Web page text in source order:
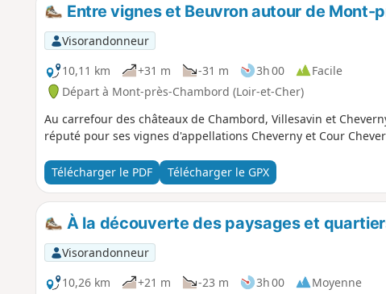
Entre vignes et Beuvron autour de Mont-
Visorandonneur
10,11 km
+31 m -31 m 3h 00
Facile
Départ à Mont-près-Chambord (Loir-et-Cher)
Au carrefour des châteaux de Chambord, Villesavin et
réputé pour ses vignes d'appellations Cheverny et Cour
Télécharger le PDF Télécharger le GPX
À la découverte des paysages et
Visorandonneur
10,26 km
+21 m -23 m 3h 00
Moyenne